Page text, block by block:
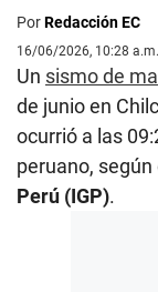
PorRedacción EC
16/06/2026, 10:28 a.m.
Un sismo de
de junio en
ocurrió a las
peruano,
Perú (IGP).